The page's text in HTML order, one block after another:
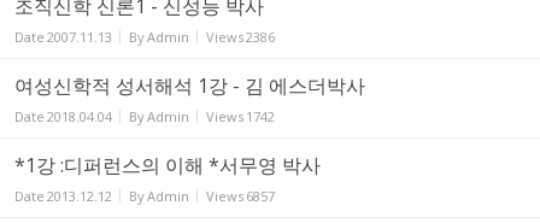
조직신학 신론1 - 신성능 박사
Date 2007.11.13 ByAdmin Views2386
여성신학적 성서해석 1강 - 김 에스더박사
Date 2018.04.04 ByAdmin Views 1742
*1강 :디퍼런스의 이해 *서무영 박사
Date 2013.12.12 ByAdmin Views 6857